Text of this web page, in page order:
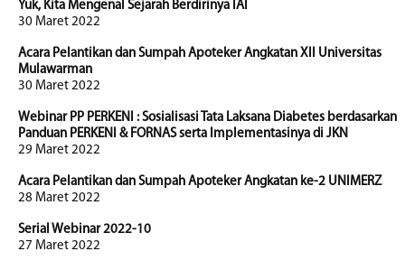
Yuk, Kita Mengenal Sejarah Berdirinya IAI
30 Maret 2022
Acara Pelantikan dan Sumpah Apoteker Angkatan XII Universitas
Mulawarman
30 Maret 2022
Webinar PP PERKENI : Sosialisasi Tata Laksana Diabetes berdasarkan
Panduan PERKENI & FORNAS serta Implementasinya di JKN
29 Maret 2022
Acara Pelantikan dan Sumpah Apoteker Angkatan ke-2 UNIMERZ
28 Maret 2022
Serial Webinar 2022-10
27 Maret 2022